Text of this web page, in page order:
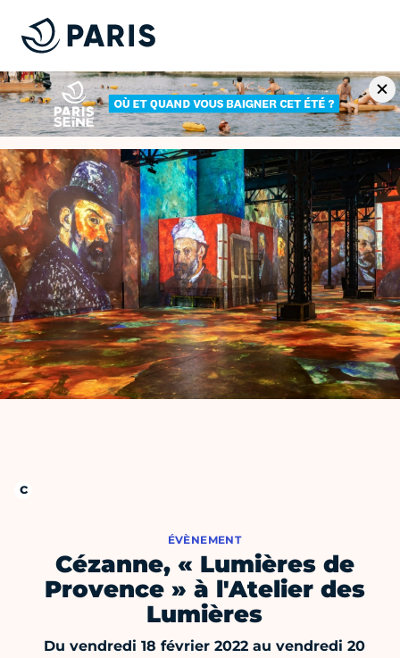
ÉVÈNEMENT
Cézanne, « Lumières de
Provence » à l'Atelier des
Lumières
Du vendredi 18 février 2022 au vendredi 20